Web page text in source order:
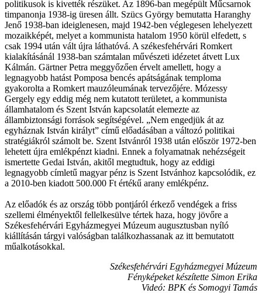
politikusok is kivették részüket. Az 1896-ban megépült Műcsarnok
timpanonja 1938-ig üresen állt. Szücs György bemutatta Haranghy
Jenő 1938-ban ideiglenesen, majd 1942-ben véglegesen lehelyezett
mozaikképét, melyet a kommunista hatalom 1950 körül elfedett, s
csak 1994 után vált újra láthatóvá. A székesfehérvári Romkert
kialakításánál 1938-ban számtalan művészeti idézetet átvett Lux
Kálmán. Gärtner Petra meggyőzően érvelt amellett, hogy a
legnagyobb hatást Pomposa bencés apátságának temploma
gyakorolta a Romkert mauzóleumának tervezőjére. Mózessy
Gergely egy eddig még nem kutatott területet, a kommunista
államhatalom és Szent István kapcsolatát elemezte az
állambiztonsági források segítségével. „Nem engedjük át az
egyháznak István királyt” című előadásában a változó politikai
stratégiákról számolt be. Szent Istvánról 1938 után először 1972-ben
lehetett újra emlékpénzt kiadni. Ennek a folyamatnak nehézségeit
ismertette Gedai István, akitől megtudtuk, hogy az eddigi
legnagyobb címletű magyar pénz is Szent Istvánhoz kapcsolódik, ez
a 2010-ben kiadott 500.000 Ft értékű arany emlékpénz.
Az előadók és az ország több pontjáról érkező vendégek a friss
szellemi élményektől fellelkesülve tértek haza, hogy jövőre a
Székesfehérvári Egyházmegyei Múzeum augusztusban nyíló
kiállításán tárgyi valóságban találkozhassanak az itt bemutatott
műalkotásokkal.
Székesfehérvári Egyházmegyei Múzeum
Fényképeket készítette Simon Erika
Videó: BPK és Somogyi Tamás